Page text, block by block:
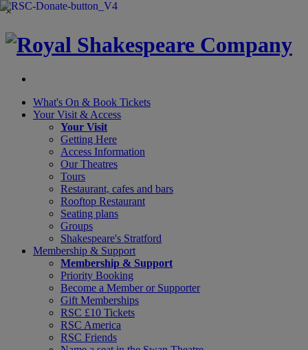
×
What's On & Book Tickets
Your Visit & Access
Your Visit
Getting Here
Access Information
Our Theatres
Tours
Restaurant, cafes and bars
Rooftop Restaurant
Seating plans
Groups
Shakespeare's Stratford
Membership & Support
Membership & Support
Priority Booking
Become a Member or Supporter
Gift Memberships
RSC £10 Tickets
RSC America
RSC Friends